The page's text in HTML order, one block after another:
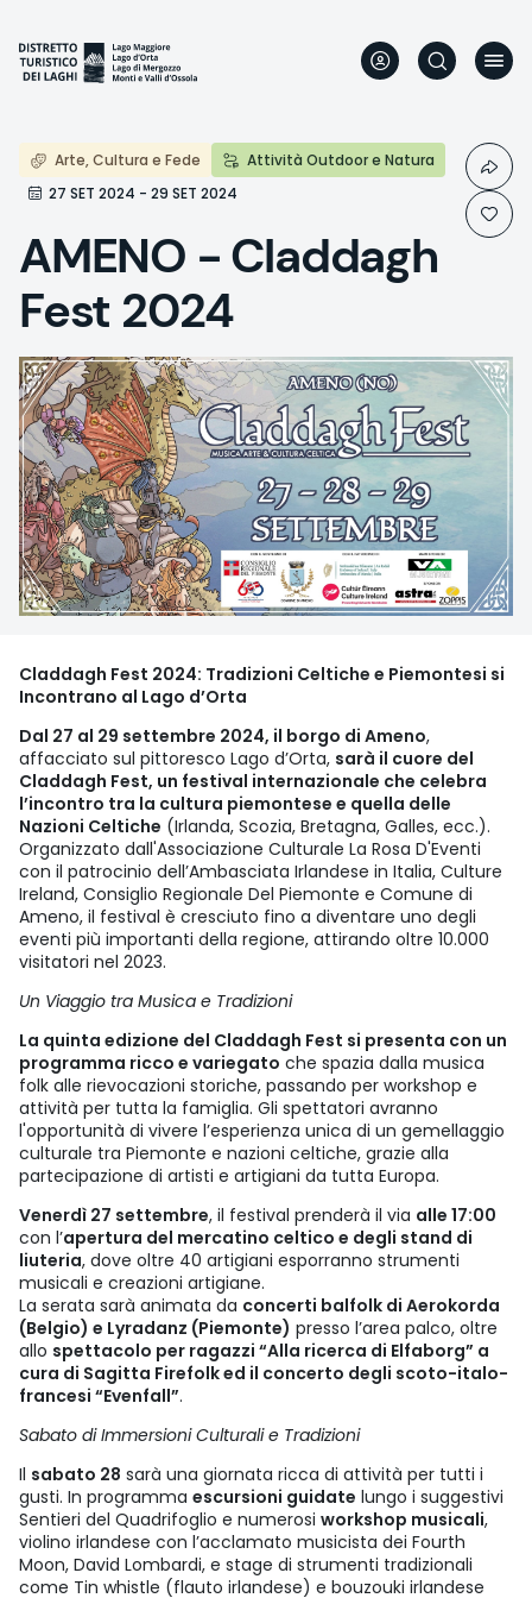
Inhalt
Arte, Cultura e Fede
Attività Outdoor e Natura
27 SET 2024 - 29 SET 2024
AMENO - Claddagh
Fest 2024
Claddagh Fest 2024: Tradizioni Celtiche e Piemontesi si
Incontrano al Lago d’Orta
Dal 27 al 29 settembre 2024, il borgo di Ameno,
affacciato sul pittoresco Lago d’Orta, sarà il cuore del
Claddagh Fest, un festival internazionale che celebra
l’incontro tra la cultura piemontese e quella delle
Nazioni Celtiche (Irlanda, Scozia, Bretagna, Galles, ecc.).
Organizzato dall'Associazione Culturale La Rosa D'Eventi
con il patrocinio dell’Ambasciata Irlandese in Italia, Culture
Ireland, Consiglio Regionale Del Piemonte e Comune di
Ameno, il festival è cresciuto fino a diventare uno degli
eventi più importanti della regione, attirando oltre 10.000
visitatori nel 2023.
Un Viaggio tra Musica e Tradizioni
La quinta edizione del Claddagh Fest si presenta con un
programma ricco e variegato che spazia dalla musica
folk alle rievocazioni storiche, passando per workshop e
attività per tutta la famiglia. Gli spettatori avranno
l'opportunità di vivere l’esperienza unica di un gemellaggio
culturale tra Piemonte e nazioni celtiche, grazie alla
partecipazione di artisti e artigiani da tutta Europa.
Venerdì 27 settembre, il festival prenderà il via alle 17:00
con l’apertura del mercatino celtico e degli stand di
liuteria, dove oltre 40 artigiani esporranno strumenti
musicali e creazioni artigiane.
La serata sarà animata da concerti balfolk di Aerokorda
(Belgio) e Lyradanz (Piemonte) presso l’area palco, oltre
allo spettacolo per ragazzi “Alla ricerca di Elfaborg” a
cura di Sagitta Firefolk ed il concerto degli scoto-italo-
francesi “Evenfall”.
Sabato di Immersioni Culturali e Tradizioni
Il sabato 28 sarà una giornata ricca di attività per tutti i
gusti. In programma escursioni guidate lungo i suggestivi
Sentieri del Quadrifoglio e numerosi workshop musicali,
violino irlandese con l’acclamato musicista dei Fourth
Moon, David Lombardi, e stage di strumenti tradizionali
come Tin whistle (flauto irlandese) e bouzouki irlandese